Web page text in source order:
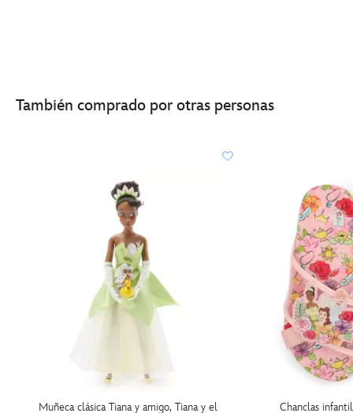
También comprado por otras personas
Muñeca clásica Tiana y amigo, Tiana y el
Chanclas